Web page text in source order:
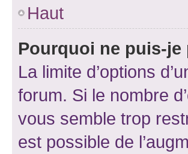
Haut
Pourquoi ne puis-je
La limite d’options
forum. Si le nombre
vous semble trop
est possible de